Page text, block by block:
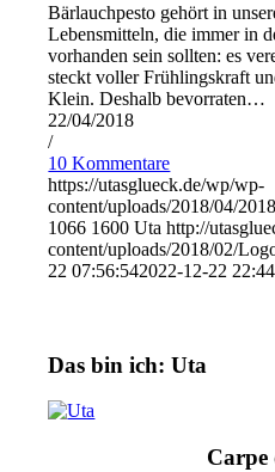
Bärlauchpesto gehört in
Lebensmitteln, die immer in
vorhanden sein sollten: es
steckt voller Frühlingskraft
Klein. Deshalb bevorraten…
22/04/2018
/
10 Kommentare
https://utasglueck.de/wp/wp-
content/uploads/2018/04/
1066 1600 Uta http://
content/uploads/2018/02/
22 07:56:542022-12-22
Das bin ich: Uta
Carpe